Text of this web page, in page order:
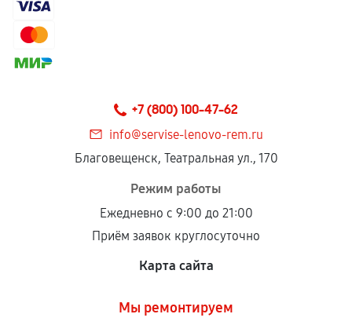
+7 (800) 100-47-62
info@servise-lenovo-rem.ru
Благовещенск, Театральная ул., 170
Режим работы
Ежедневно с 9:00 до 21:00
Приём заявок круглосуточно
Карта сайта
Мы ремонтируем